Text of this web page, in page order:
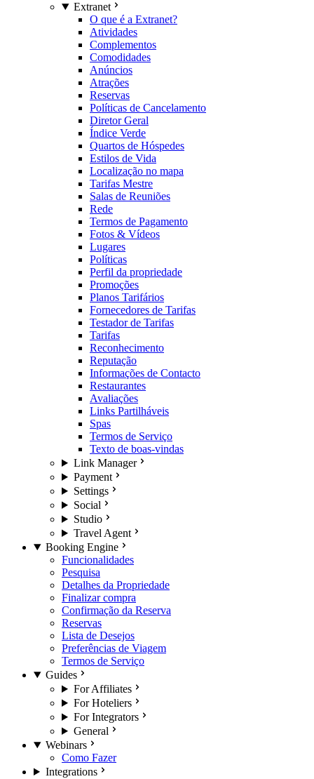
Extranet
O que é a Extranet?
Atividades
Complementos
Comodidades
Anúncios
Atrações
Reservas
Políticas de Cancelamento
Diretor Geral
Índice Verde
Quartos de Hóspedes
Estilos de Vida
Localização no mapa
Tarifas Mestre
Salas de Reuniões
Rede
Termos de Pagamento
Fotos & Vídeos
Lugares
Políticas
Perfil da propriedade
Promoções
Planos Tarifários
Fornecedores de Tarifas
Testador de Tarifas
Tarifas
Reconhecimento
Reputação
Informações de Contacto
Restaurantes
Avaliações
Links Partilháveis
Spas
Termos de Serviço
Texto de boas-vindas
Link Manager
Payment
Settings
Social
Studio
Travel Agent
Booking Engine
Funcionalidades
Pesquisa
Detalhes da Propriedade
Finalizar compra
Confirmação da Reserva
Reservas
Lista de Desejos
Preferências de Viagem
Termos de Serviço
Guides
For Affiliates
For Hoteliers
For Integrators
General
Webinars
Como Fazer
Integrations